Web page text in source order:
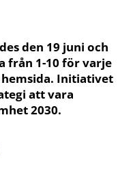
den 19 juni och
från 1-10 för varje
Initiativet
att vara
2030.